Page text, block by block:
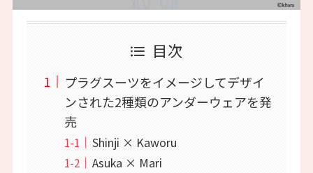
目次
プラグスーツをイメージしてデザイ
ンされた2種類のアンダーウェアを発
売
Shinji × Kaworu
Asuka × Mari